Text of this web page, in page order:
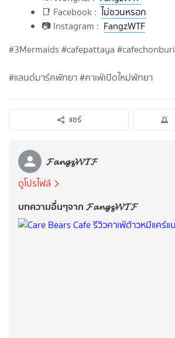
📑 Facebook : ไม่ชวนหรอก
📷 Instagram : FangzWTF
#3Mermaids #cafepattaya #cafechonburi
#แลนด์มาร์คพัทยา #คาเฟ่เปิดใหม่พัทยา
แชร์
𝓕𝓪𝓷𝓰𝔃𝓦𝓣𝓕
ดูโปรไฟล์
บทความอื่นๆจาก 𝓕𝓪𝓷𝓰𝔃𝓦𝓣𝓕